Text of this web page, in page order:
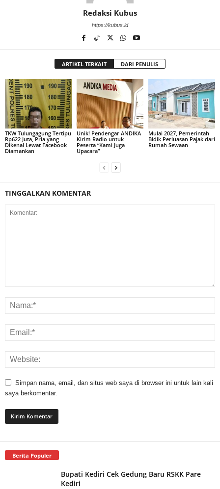
Redaksi Kubus
https://kubus.id
ARTIKEL TERKAIT DARI PENULIS
TKW Tulungagung Tertipu
Rp622 Juta, Pria yang
Dikenal Lewat Facebook
Diamankan
Unik! Pendengar ANDIKA
Kirim Radio untuk
Peserta “Kami Juga
Upacara”
Mulai 2027, Pemerintah
Bidik Perluasan Pajak dari
Rumah Sewaan
TINGGALKAN KOMENTAR
Simpan nama, email, dan situs web saya di browser ini untuk lain kali
saya berkomentar.
Berita Populer
Bupati Kediri Cek Gedung Baru RSKK Pare
Kediri